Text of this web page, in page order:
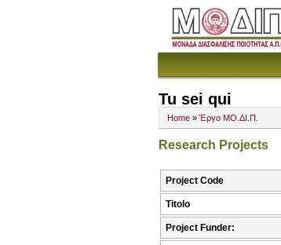
Tu sei qui
Home » Έργο ΜΟ.ΔΙ.Π.
Research Projects
Project Code
Titolo
Project Funder: